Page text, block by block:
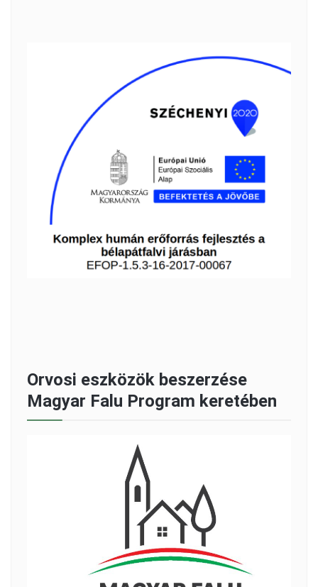
Orvosi eszközök beszerzése
Magyar Falu Program keretében